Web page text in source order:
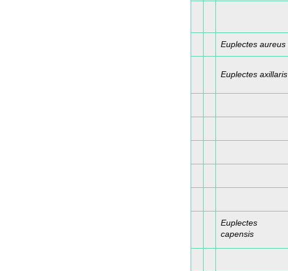
Euplectes aureus
Euplectes axillaris
Euplectes
capensis